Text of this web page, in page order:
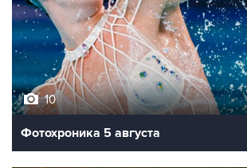
10
Фотохроника 5 августа